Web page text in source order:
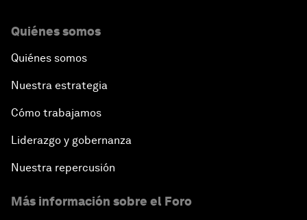
Quiénes somos
Quiénes somos
Nuestra estrategia
Cómo trabajamos
Liderazgo y gobernanza
Nuestra repercusión
Más información sobre el Foro